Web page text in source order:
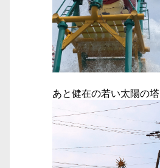
あと健在の若い太陽の塔